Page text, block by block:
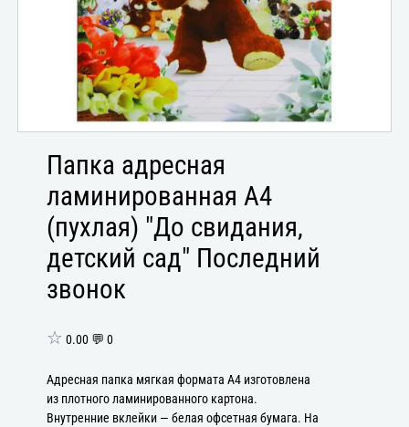
Папка адресная
ламинированная А4
(пухлая) "До свидания,
детский сад" Последний
звонок
☆ 0.00 💬 0
Адресная папка мягкая формата А4 изготовлена
из плотного ламинированного картона.
Внутренние вклейки — белая офсетная бумага. На